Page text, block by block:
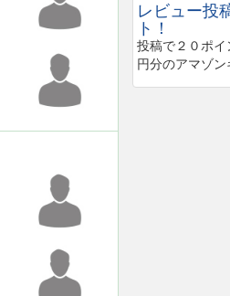
レビュー投
ト！
投稿で２０ポイ
円分のアマゾン